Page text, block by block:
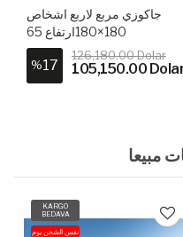
جاكوزي مربع لاربع اشخاص
180×180ارتفاع 65
%17
126,180.00 Dolar
105,150.00
مبيعا
KARGO
BEDAVA
نفس الشحن يوم